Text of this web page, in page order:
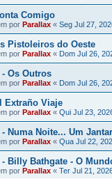
Comigo
por Parallax « Seg Jul 27,
Pistoleiros do Oeste
por Parallax « Dom Jul 26,
Os Outros
por Parallax « Dom Jul 26,
Extraño Viaje
por Parallax « Qui Jul 23,
Numa Noite... Um Jantar
por Parallax « Qua Jul 22,
- Billy Bathgate - O
por Parallax « Ter Jul 21,